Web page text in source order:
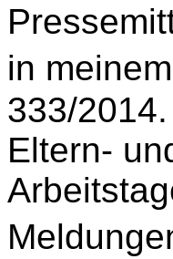
in
333/
Eltern-